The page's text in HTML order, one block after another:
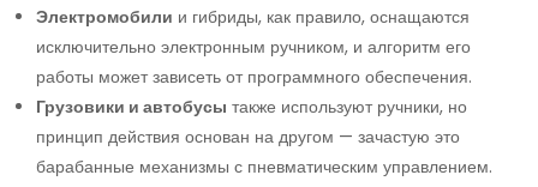
Электромобили и гибриды, как правило, оснащаются
исключительно электронным ручником, и алгоритм его
работы может зависеть от программного обеспечения.
Грузовики и автобусы также используют ручники, но
принцип действия основан на другом — зачастую это
барабанные механизмы с пневматическим управлением.